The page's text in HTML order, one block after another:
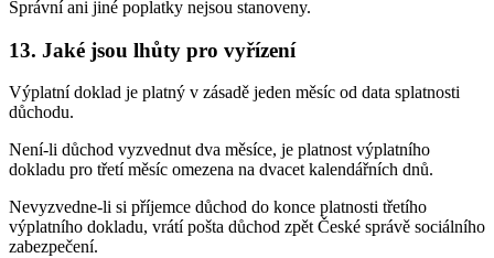
Správní ani jiné poplatky nejsou stanoveny.
13. Jaké jsou lhůty pro vyřízení
Výplatní doklad je platný v zásadě jeden měsíc od data splatnosti
důchodu.
Není-li důchod vyzvednut dva měsíce, je platnost výplatního
dokladu pro třetí měsíc omezena na dvacet kalendářních dnů.
Nevyzvedne-li si příjemce důchod do konce platnosti třetího
výplatního dokladu, vrátí pošta důchod zpět České správě sociálního
zabezpečení.